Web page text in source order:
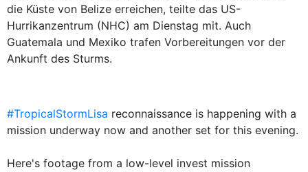
die Küste von Belize erreichen, teilte das US-
Hurrikanzentrum (NHC) am Dienstag mit. Auch
Guatemala und Mexiko trafen Vorbereitungen vor der
Ankunft des Sturms.
#TropicalStormLisa reconnaissance is happening with a
mission underway now and another set for this evening.
Here's footage from a low-level invest mission